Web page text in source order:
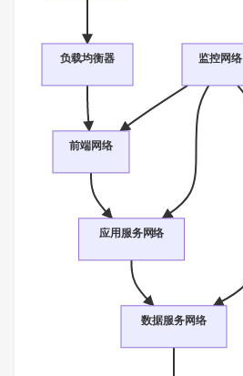
负载均衡器
前端网络
应用服务网络
数据服务网络
监控网络